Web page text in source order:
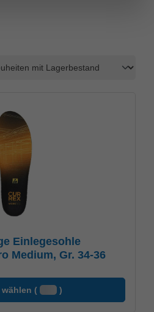
Einlegesohle
Medium, Gr. 34-36
wählen ( )